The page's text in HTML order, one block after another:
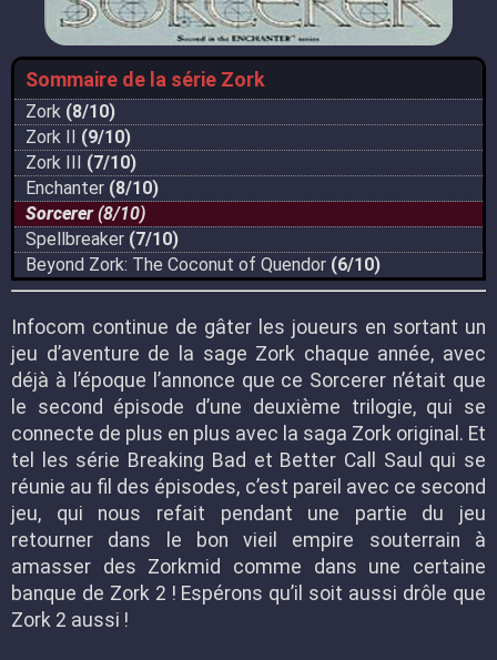
Sommaire de la série Zork
Zork (8/10)
Zork II (9/10)
Zork III (7/10)
Enchanter (8/10)
Sorcerer(8/10)
Spellbreaker (7/10)
Beyond Zork: The Coconut of Quendor (6/10)
Infocom continue de gâter les joueurs en sortant un
jeu d’aventure de la sage Zork chaque année, avec
déjà à l’époque l’annonce que ce Sorcerer n’était que
le second épisode d’une deuxième trilogie, qui se
connecte de plus en plus avec la saga Zork original. Et
tel les série Breaking Bad et Better Call Saul qui se
réunie au fil des épisodes, c’est pareil avec ce second
jeu, qui nous refait pendant une partie du jeu
retourner dans le bon vieil empire souterrain à
amasser des Zorkmid comme dans une certaine
banque de Zork 2 ! Espérons qu’il soit aussi drôle que
Zork 2 aussi !